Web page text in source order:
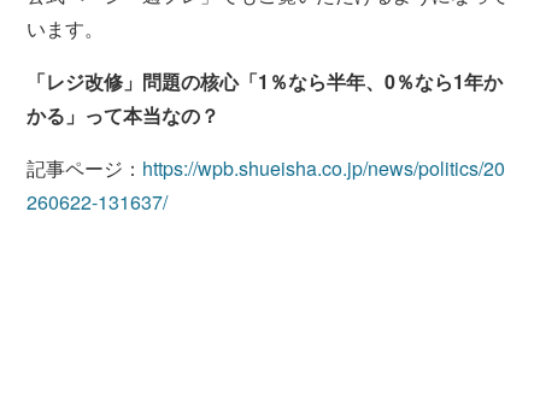
います。
「レジ改修」問題の核心「1％なら半年、0％なら1年か
かる」って本当なの？
記事ページ： https://wpb.shueisha.co.jp/news/politics/20
260622-131637/